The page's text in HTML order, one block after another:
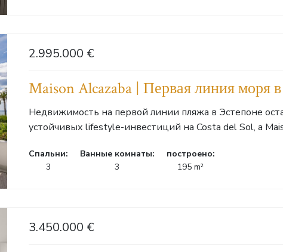
2.995.000 €
Maison Alcazaba | Первая линия моря
Недвижимость на первой линии пляжа в Эстепоне
устойчивых lifestyle-инвестиций на Costa del Sol, а
Cпальни:
3
Ванные комнаты:
3
построено:
195 m²
3.450.000 €